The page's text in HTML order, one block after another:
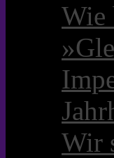
Wie
Wir